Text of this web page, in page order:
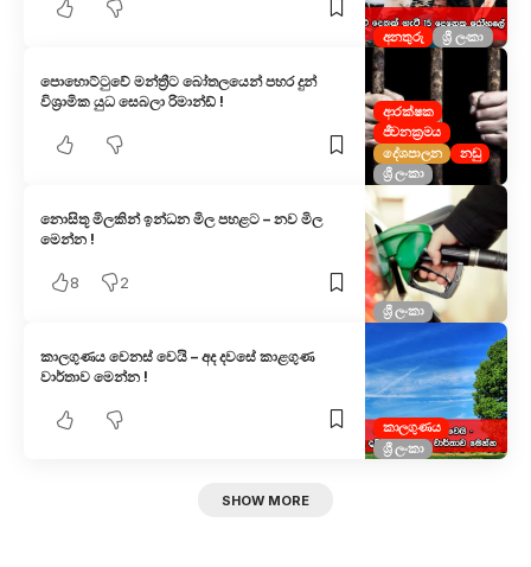
අනතුරු ශ්‍රී ලංකා
ආරක්ෂක
ජීවනක්‍රමය
දේශපාලන
නඩු
ශ්‍රී ලංකා
පොහොට්ටුවේ මන්ත්‍රීට බෝතලයෙන් පහර දුන්
විශ්‍රාමික යුධ සෙබලා රිමාන්ඩ් !
ශ්‍රී ලංකා
නොසිතූ මිලකින් ඉන්ධන මිල පහළට – නව මිල
මෙන්න !
8 2
කාලගුණය
ශ්‍රී ලංකා
කාලගුණය වෙනස් වෙයි – අද දවසේ කාළගුණ
වාර්තාව මෙන්න !
SHOW MORE